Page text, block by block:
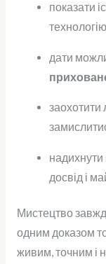
показати
дати
надихнути
досвід і
Мистецтво
одним доказом
живим, точним і